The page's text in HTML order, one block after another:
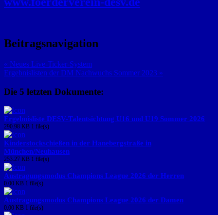
Beitragsnavigation
« Neues Live-Ticker-System
Ergebnislisten der DM Nachwuchs Sommer 2023 »
Die 5 letzten Dokumente:
Ergebnisliste DESV-Talentsichtung U16 und U19 Sommer 2026
290.98 KB 1 file(s)
Kinderstockschießen in der Hanebergstraße in
München/Neuhausen
253.27 KB 1 file(s)
Austragungsmodus Champions League 2026 der Herren
0.00 KB 1 file(s)
Austragungsmodus Champions League 2026 der Damen
0.00 KB 1 file(s)